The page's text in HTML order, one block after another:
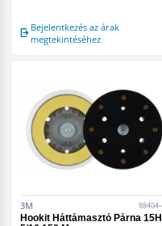
Bejelentkezés az árak
megtekintéséhez
3M
Hookit Háttámasztó Párna 15H